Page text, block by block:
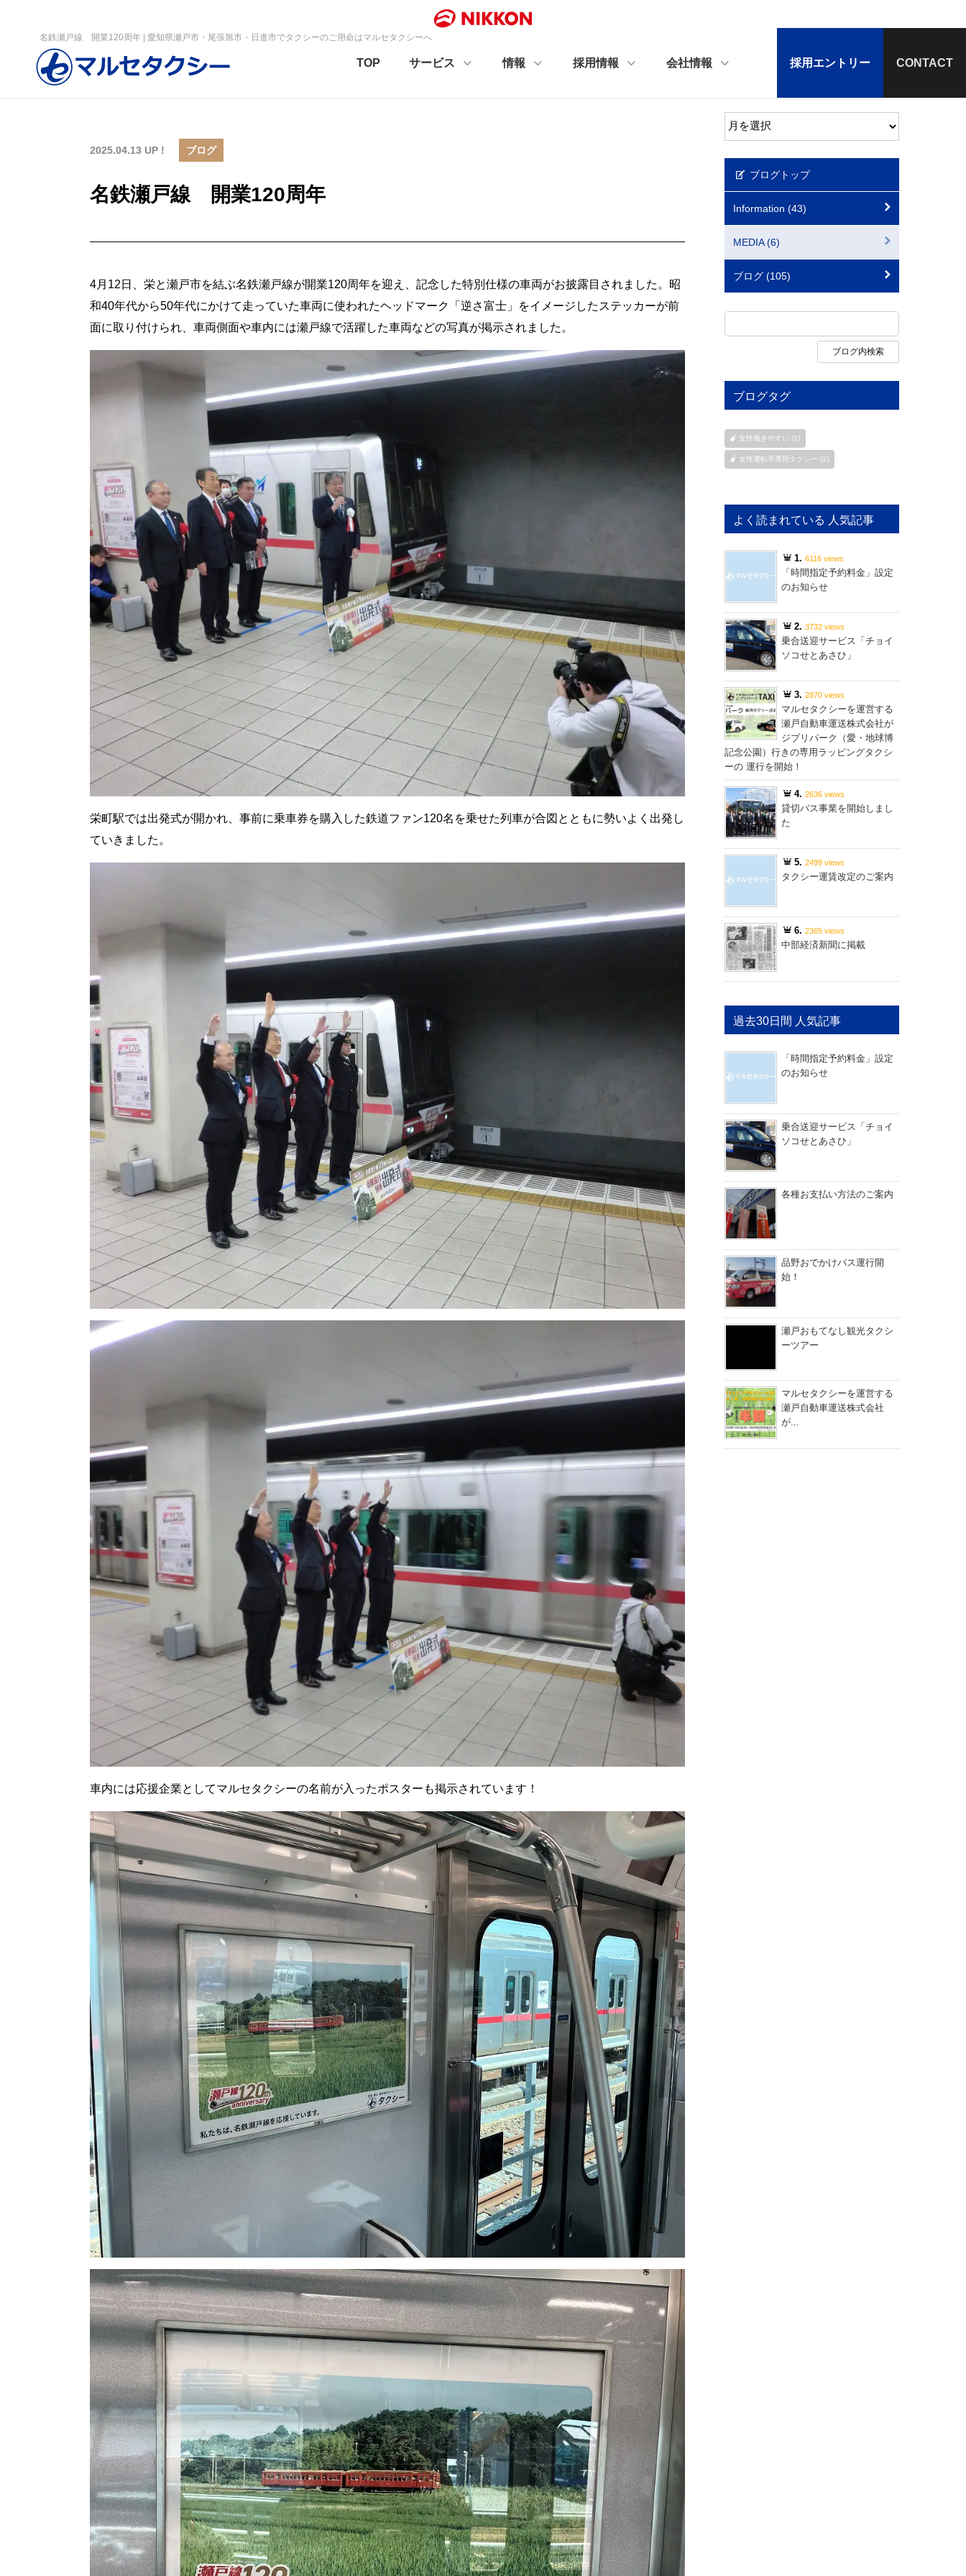
名鉄瀬戸線 開業120周年 | 愛知県瀬戸市・尾張旭市・日進市でタクシーのご用命はマルセタクシーへ
TOP サービス 情報 採用情報 会社情報 採用エントリー CONTACT
2025.04.13 UP ! ブログ
名鉄瀬戸線 開業120周年
4月12日、栄と瀬戸市を結ぶ名鉄瀬戸線が開業120周年を迎え、記念した特別仕様の車両がお披露目されました。昭
和40年代から50年代にかけて走っていた車両に使われたヘッドマーク「逆さ富士」をイメージしたステッカーが前
面に取り付けられ、車両側面や車内には瀬戸線で活躍した車両などの写真が掲示されました。
栄町駅では出発式が開かれ、事前に乗車券を購入した鉄道ファン120名を乗せた列車が合図とともに勢いよく出発し
ていきました。
車内には応援企業としてマルセタクシーの名前が入ったポスターも掲示されています！
ブログトップ
Information (43)
MEDIA (6)
ブログ (105)
ブログタグ
女性働きやすい (1)
女性運転手専用タクシー (1)
よく読まれている 人気記事
1.6116 views
「時間指定予約料金」設定
のお知らせ
2.3732 views
乗合送迎サービス「チョイ
ソコせとあさひ」
3.2870 views
マルセタクシーを運営する
瀬戸自動車運送株式会社が
ジブリパーク（愛・地球博
記念公園）行きの専用ラッピングタクシ
ーの 運行を開始！
4.2636 views
貸切バス事業を開始しまし
た
5.2499 views
タクシー運賃改定のご案内
6.2365 views
中部経済新聞に掲載
過去30日間 人気記事
「時間指定予約料金」設定
のお知らせ
乗合送迎サービス「チョイ
ソコせとあさひ」
各種お支払い方法のご案内
品野おでかけバス運行開
始！
瀬戸おもてなし観光タクシ
ーツアー
マルセタクシーを運営する
瀬戸自動車運送株式会社
が...